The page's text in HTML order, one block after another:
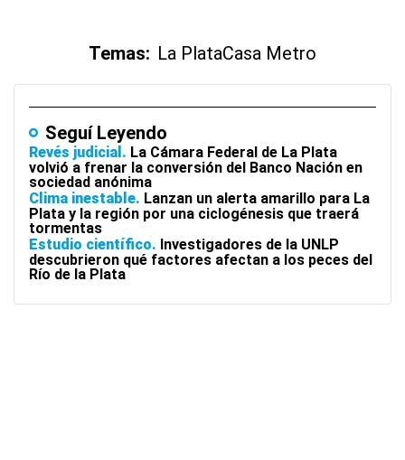
Temas: La PlataCasa Metro
Seguí Leyendo
Revés judicial
La Cámara Federal de La Plata
volvió a frenar la conversión del Banco Nación en
sociedad anónima
Clima inestable Lanzan un alerta amarillo para La
Plata y la región por una ciclogénesis que traerá
tormentas
Estudio científico Investigadores de la UNLP
descubrieron qué factores afectan a los peces del
Río de la Plata